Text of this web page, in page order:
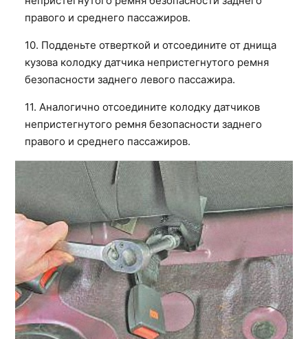
правого и среднего пассажиров.
10. Подденьте отверткой и отсоедините от днища
кузова колодку датчика непристегнутого ремня
безопасности заднего левого пассажира.
11. Аналогично отсоедините колодку датчиков
непристегнутого ремня безопасности заднего
правого и среднего пассажиров.